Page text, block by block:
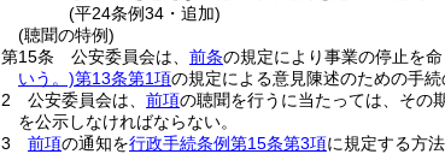
(平24条例34・追加)
(聴聞の特例)
第15条
公安委員会は、 前条の規定により事業の停止を命
いう。)第13条第1項の規定による意見陳述のための手
2
公安委員会は、 前項の聴聞を行うに当たっては、その
を公示しなければならない。
3
前項の通知を行政手続条例第15条第3項に規定する方